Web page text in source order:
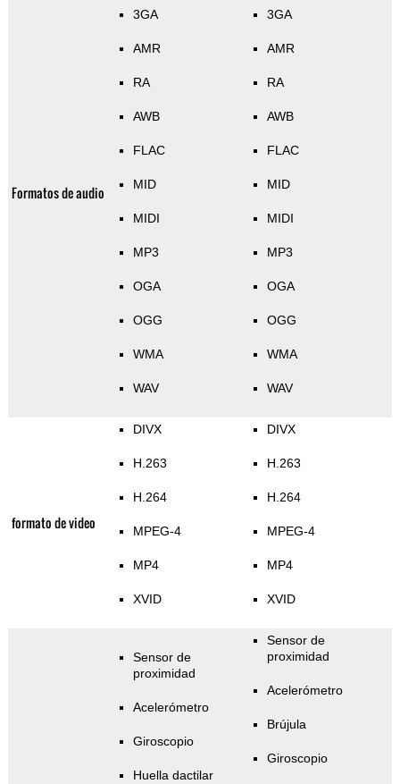
Formatos de audio
3GA
AMR
RA
AWB
FLAC
MID
MIDI
MP3
OGA
OGG
WMA
WAV
3GA
AMR
RA
AWB
FLAC
MID
MIDI
MP3
OGA
OGG
WMA
WAV
formato de video
DIVX
H.263
H.264
MPEG-4
MP4
XVID
DIVX
H.263
H.264
MPEG-4
MP4
XVID
Sensor de
proximidad
Acelerómetro
Giroscopio
Huella dactilar
Sensor de
proximidad
Acelerómetro
Brújula
Giroscopio